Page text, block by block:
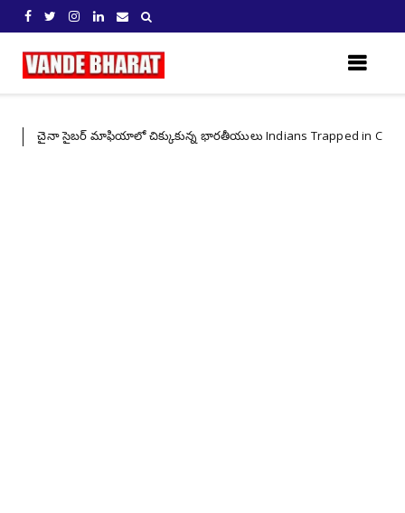
మాఫియాలో చిక్కుకున్న భారతీయులు Indians Trapped in China’s